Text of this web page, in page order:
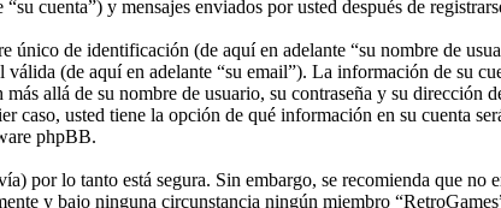
cuenta”) y mensajes enviados por usted después de
único de identificación (de aquí en adelante “su nombre de
(de aquí en adelante “su email”). La información de su
allá de su nombre de usuario, su contraseña y su
caso, usted tiene la opción de qué información en su cuenta
phpBB.
por lo tanto está segura. Sin embargo, se recomienda que
y bajo ninguna circunstancia ningún miembro